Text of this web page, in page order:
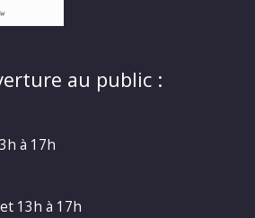
au public :
à 17h
13h à 17h